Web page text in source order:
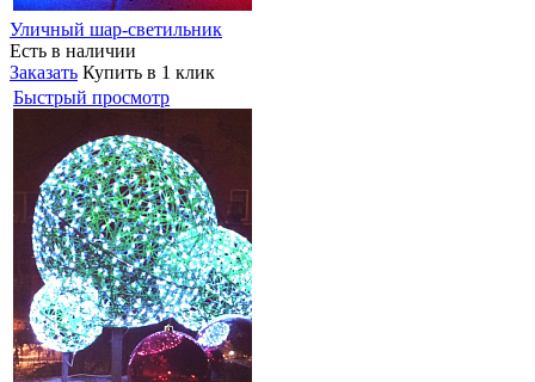
Уличный шар-светильник
Есть в наличии
Заказать Купить в 1 клик
Быстрый просмотр